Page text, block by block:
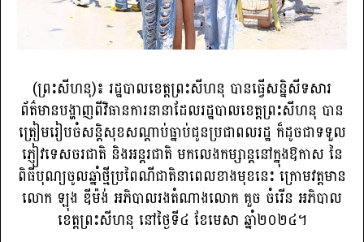
(ព្រះសីហនុ)៖ រដ្ឋបាលខេត្តព្រះសីហនុ បានធ្វើសន្និសីទសារ
ព័ត៌មានបង្ហាញពីវិធានការនានាដែលរដ្ឋបាលខេត្តព្រះសីហនុ បាន
ត្រៀមរៀបចំសន្តិសុខសណ្ដាប់ធ្នាប់ជូនប្រជាពលរដ្ឋ ក៏ដូចជាទទួល
ភ្ញៀវទេសចរជាតិ និងអន្តរជាតិ មកលេងកម្សាន្តនៅក្នុងឱកាស នៃ
ពិធីបុណ្យចូលឆ្នាំថ្មីប្រពៃណីជាតិនាពេលខាងមុខនេះ ក្រោមវត្តមាន
លោក ឡុង ឌីម៉ង់ អភិបាលរងតំណាងលោក គួច ចំរើន អភិបាល
ខេត្តព្រះសីហនុ នៅថ្ងៃទី៤ ខែមេសា ឆ្នាំ២០២៤។